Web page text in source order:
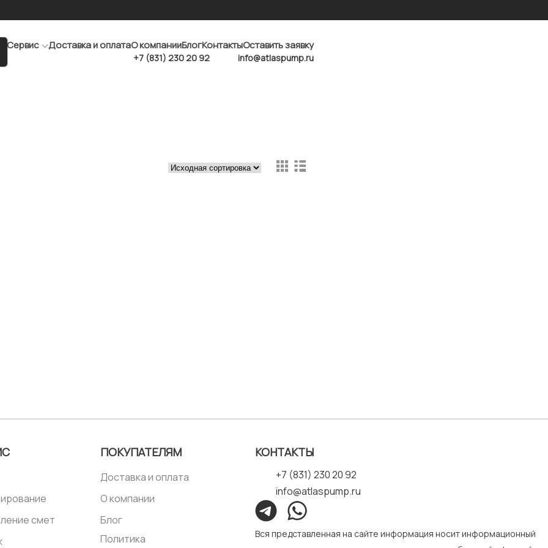
Сервис Доставка и оплатаО компанииБлогКонтактыОставить заявку
+7 (831) 230 20 92 info@atlaspump.ru
смет
ПОКУПАТЕЛЯМ
Доставка и оплата
О компании
Блог
Политика
КОНТАКТЫ
+7 (831) 230 20 92
info@atlaspump.ru
Вся представленная на сайте информация носит информационный